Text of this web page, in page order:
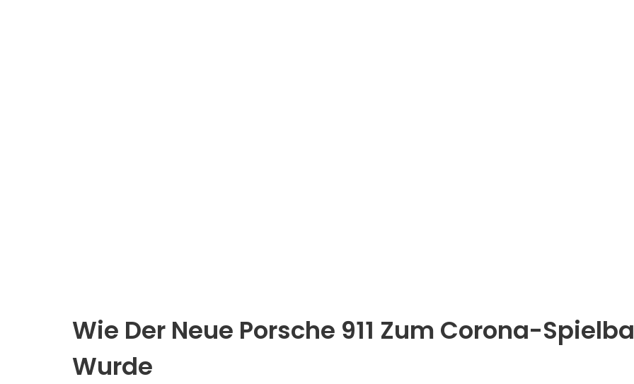
Wie Der Neue Porsche 911 Zum Corona-
Wurde